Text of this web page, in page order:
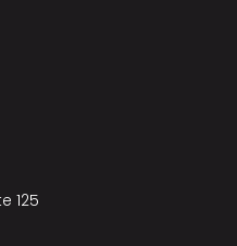
125